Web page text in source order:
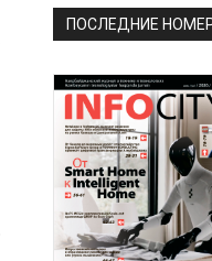
ПОСЛЕДНИЕ